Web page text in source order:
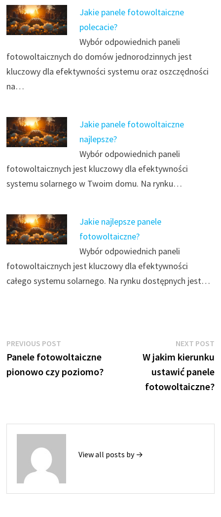
Jakie panele fotowoltaiczne
polecacie?
Wybór odpowiednich paneli
fotowoltaicznych do domów jednorodzinnych jest
kluczowy dla efektywności systemu oraz oszczędności
na…
Jakie panele fotowoltaiczne
najlepsze?
Wybór odpowiednich paneli
fotowoltaicznych jest kluczowy dla efektywności
systemu solarnego w Twoim domu. Na rynku…
Jakie najlepsze panele
fotowoltaiczne?
Wybór odpowiednich paneli
fotowoltaicznych jest kluczowy dla efektywności
całego systemu solarnego. Na rynku dostępnych jest…
Nawigacja
wpisu
PREVIOUS POSTPrevious
post:
Panele fotowoltaiczne
pionowo czy poziomo?
NEXT POST
W jakim kierunku
ustawić panele
fotowoltaiczne?
View all posts by →